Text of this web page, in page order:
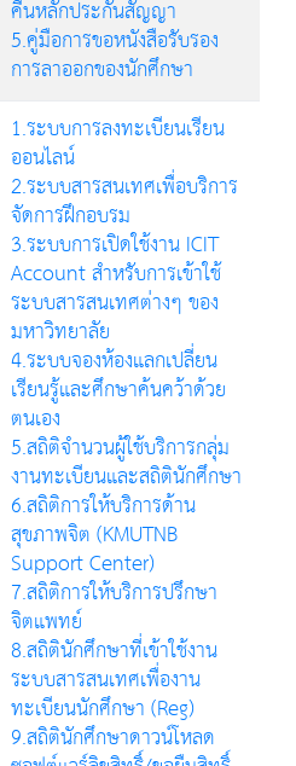
คืนหลักประกันสัญญา
5.คู่มือการขอหนังสือรับรอง
การลาออกของนักศึกษา
1.ระบบการลงทะเบียนเรียน
ออนไลน์
2.ระบบสารสนเทศเพื่อบริการ
จัดการฝึกอบรม
3.ระบบการเปิดใช้งาน ICIT
Account สำหรับการเข้าใช้
ระบบสารสนเทศต่างๆ ของ
มหาวิทยาลัย
4.ระบบจองห้องแลกเปลี่ยน
เรียนรู้และศึกษาค้นคว้าด้วย
ตนเอง
5.สถิติจำนวนผู้ใช้บริการกลุ่ม
งานทะเบียนและสถิตินักศึกษา
6.สถิติการให้บริการด้าน
สุขภาพจิต (KMUTNB
Support Center)
7.สถิติการให้บริการปรึกษา
จิตแพทย์
8.สถิตินักศึกษาที่เข้าใช้งาน
ระบบสารสนเทศเพื่องาน
ทะเบียนนักศึกษา (Reg)
9.สถิตินักศึกษาดาวน์โหลด